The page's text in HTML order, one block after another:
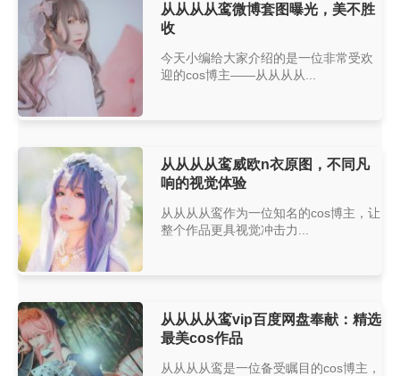
从从从从鸾微博套图曝光，美不胜
收
今天小编给大家介绍的是一位非常受欢
迎的cos博主——从从从从...
从从从从鸾威欧n衣原图，不同凡
响的视觉体验
从从从从鸾作为一位知名的cos博主，让
整个作品更具视觉冲击力...
从从从从鸾vip百度网盘奉献：精选
最美cos作品
从从从从鸾是一位备受瞩目的cos博主，